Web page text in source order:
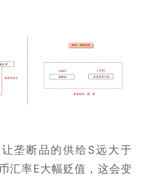
垄断品的供给S远大于
汇率E大幅贬值，这会变